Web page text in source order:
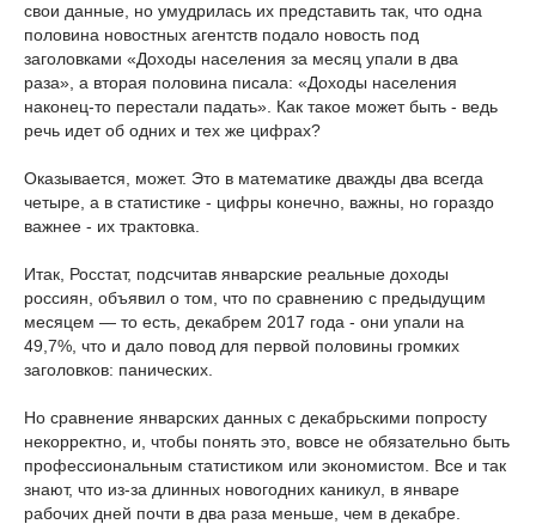
свои данные, но умудрилась их представить так, что одна
половина новостных агентств подало новость под
заголовками «Доходы населения за месяц упали в два
раза», а вторая половина писала: «Доходы населения
наконец-то перестали падать». Как такое может быть - ведь
речь идет об одних и тех же цифрах?
Оказывается, может. Это в математике дважды два всегда
четыре, а в статистике - цифры конечно, важны, но гораздо
важнее - их трактовка.
Итак, Росстат, подсчитав январские реальные доходы
россиян, объявил о том, что по сравнению с предыдущим
месяцем — то есть, декабрем 2017 года - они упали на
49,7%, что и дало повод для первой половины громких
заголовков: панических.
Но сравнение январских данных с декабрьскими попросту
некорректно, и, чтобы понять это, вовсе не обязательно быть
профессиональным статистиком или экономистом. Все и так
знают, что из-за длинных новогодних каникул, в январе
рабочих дней почти в два раза меньше, чем в декабре.